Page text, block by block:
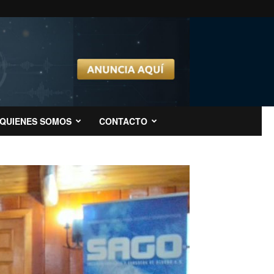
QUIENES SOMOS CONTACTO